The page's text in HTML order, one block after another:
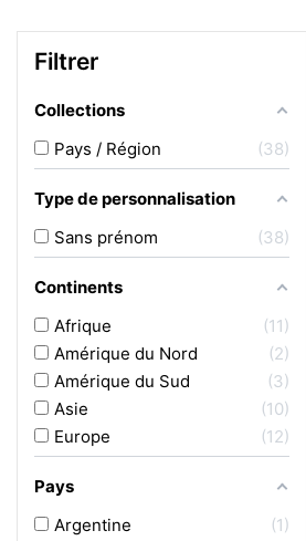
Filtrer
Collections
Pays / Région
38
Type de personnalisation
Sans prénom
38
Continents
Afrique
11
Amérique du Nord
2
Amérique du Sud
3
Asie
10
Europe
12
Pays
Argentine
1